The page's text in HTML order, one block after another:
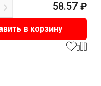
58.57 ₽
в корзину